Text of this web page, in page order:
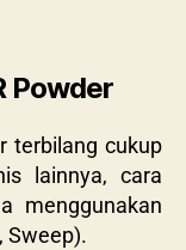
Powder
terbilang cukup
lainnya, cara
menggunakan
Sweep).